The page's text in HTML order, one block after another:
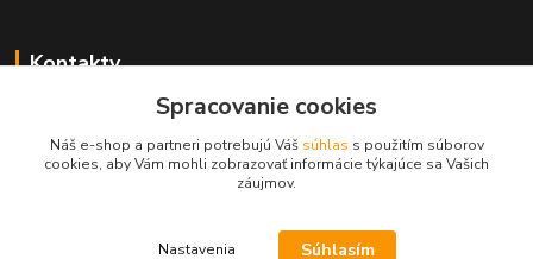
Kontakty
Zákaznícka podpora MADPARTS
+421 903 566 139
(Po-Pia, 8-17 hod.), (So 8-11 hod.)
Spracovanie cookies
Náš e-shop a partneri potrebujú Váš súhlas s použitím súborov
cookies, aby Vám mohli zobrazovať informácie týkajúce sa Vašich
záujmov.
Nastavenia Súhlasím